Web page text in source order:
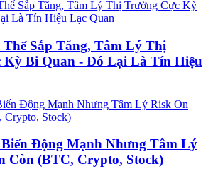
Sắp Tăng, Tâm Lý Thị
Kỳ Bi Quan - Đó Lại Là Tín Hiệu
Động Mạnh Nhưng Tâm Lý
Còn (BTC, Crypto, Stock)